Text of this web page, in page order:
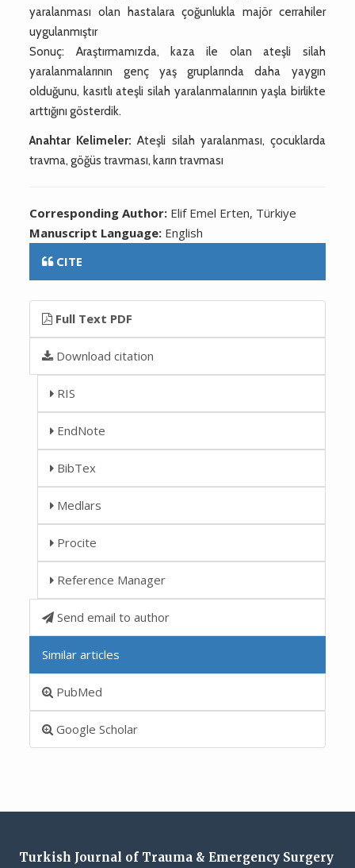
yaralanması olan hastalara çoğunlukla majör cerrahiler
uygulanmıştır
Sonuç: Araştırmamızda, kaza ile olan ateşli silah
yaralanmalarının genç yaş gruplarında daha yaygın
olduğunu, kasıtlı ateşli silah yaralanmalarının yaşla birlikte
arttığını gösterdik.
Anahtar Kelimeler: Ateşli silah yaralanması, çocuklarda
travma, göğüs travması, karın travması
Corresponding Author: Elif Emel Erten, Türkiye
Manuscript Language: English
CITE
Full Text PDF
Download citation
RIS
EndNote
BibTex
Medlars
Procite
Reference Manager
Send email to author
Similar articles
PubMed
Google Scholar
Turkish Journal of Trauma & Emergency Surgery